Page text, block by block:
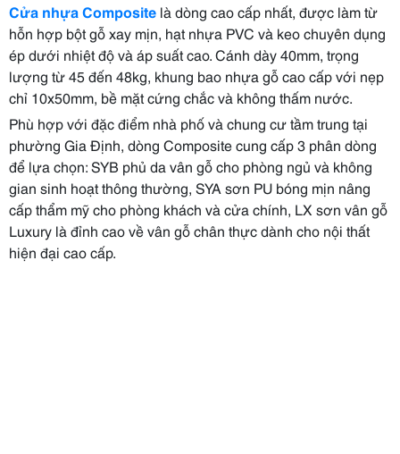
Cửa nhựa Composite là dòng cao cấp nhất, được làm từ
hỗn hợp bột gỗ xay mịn, hạt nhựa PVC và keo chuyên dụng
ép dưới nhiệt độ và áp suất cao. Cánh dày 40mm, trọng
lượng từ 45 đến 48kg, khung bao nhựa gỗ cao cấp với nẹp
chỉ 10x50mm, bề mặt cứng chắc và không thấm nước.
Phù hợp với đặc điểm nhà phố và chung cư tầm trung tại
phường Gia Định, dòng Composite cung cấp 3 phân dòng
để lựa chọn: SYB phủ da vân gỗ cho phòng ngủ và không
gian sinh hoạt thông thường, SYA sơn PU bóng mịn nâng
cấp thẩm mỹ cho phòng khách và cửa chính, LX sơn vân gỗ
Luxury là đỉnh cao về vân gỗ chân thực dành cho nội thất
hiện đại cao cấp.